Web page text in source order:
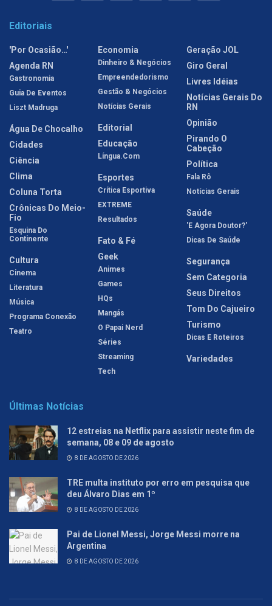
Editoriais
'Por Ocasião…'
Agenda RN
Gastronomia
Guia De Eventos
Liszt Madruga
Água De Chocalho
Cidades
Ciência
Clima
Coluna Torta
Crônicas Do Meio-
Fio
Esquina Do
Continente
Cultura
Cinema
Literatura
Música
Programa Conexão
Teatro
Economia
Dinheiro & Negócios
Empreendedorismo
Gestão & Negócios
Notícias Gerais
Editorial
Educação
Língua.com
Esportes
Crítica Esportiva
EXTREME
Resultados
Fato & Fé
Geek
Animes
Games
HQs
Mangás
O Papai Nerd
Séries
Streaming
Tech
Geração JOL
Giro Geral
Livres Idéias
Notícias Gerais Do
RN
Opinião
Pirando O
Cabeção
Política
Fala Rô
Notícias Gerais
Saúde
'E Agora Doutor?'
Dicas De Saúde
Segurança
Sem Categoria
Seus Direitos
Tom Do Cajueiro
Turismo
Dicas E Roteiros
Variedades
Últimas Notícias
12 estreias na Netflix para assistir neste fim de
semana, 08 e 09 de agosto
8 DE AGOSTO DE 2026
TRE multa instituto por erro em pesquisa que
deu Álvaro Dias em 1º
8 DE AGOSTO DE 2026
Pai de Lionel Messi, Jorge Messi morre na
Argentina
8 DE AGOSTO DE 2026